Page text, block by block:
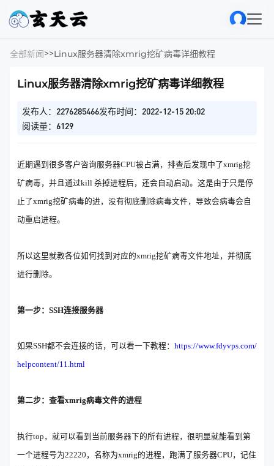
全部新闻>>Linux服务器清除xmrig挖矿病毒详细教程
Linux服务器清除xmrig挖矿病毒详细教程
发布人：2276285466发布时间：2022-12-15 20:02
阅读量：6129
近期遇到很多客户咨询服务器CPU被占满，排查后发现中了xmrig挖
矿病毒，并且通过kill 杀掉进程后，还会自动启动。这是由于只是停
止了xmrig挖矿病毒的进，没有彻底删除病毒文件，导致会病毒会自
动重启进程。
所以这里就教各位如何找到对应的xmrig挖矿病毒文件地址，并彻底
进行删除。
第一步：SSH连接服务器
如果SSH都不会连接的话，可以看一下教程： https://www.fdyvps.com/
helpcontent/11.html
第二步：查看xmrig病毒文件的进程
执行top，就可以看到当前服务器下的所有进程，很明显就能看到第
一个进程号为22220，名称为xmrig的进程，跑满了服务器CPU，记住